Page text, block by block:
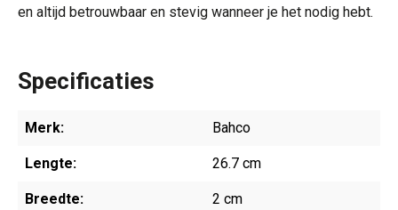
en altijd betrouwbaar en stevig wanneer je het nodig hebt.
Specificaties
Merk: Bahco
Lengte: 26.7 cm
Breedte: 2 cm